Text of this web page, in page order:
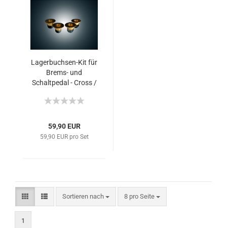
Lagerbuchsen-Kit für
Brems- und
Schaltpedal - Cross /
59,90 EUR
59,90 EUR pro Set
Sortieren nach 8 pro Seite
1